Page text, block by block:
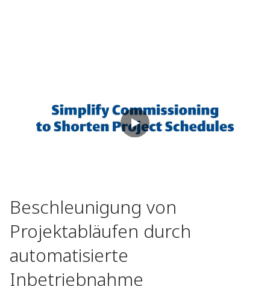
Beschleunigung von
Projektabläufen durch
automatisierte
Inbetriebnahme